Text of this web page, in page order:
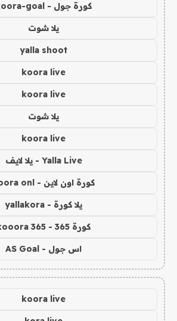
كورة جول - koora-goal
يلا شوت
yalla shoot
koora live
koora live
يلا شوت
koora live
Yalla Live - يلا لايف
كورة اون لاين - koora onl
يلا كورة - yallakora
كورة 365 - kooora 365
اس جول - AS Goal
koora live